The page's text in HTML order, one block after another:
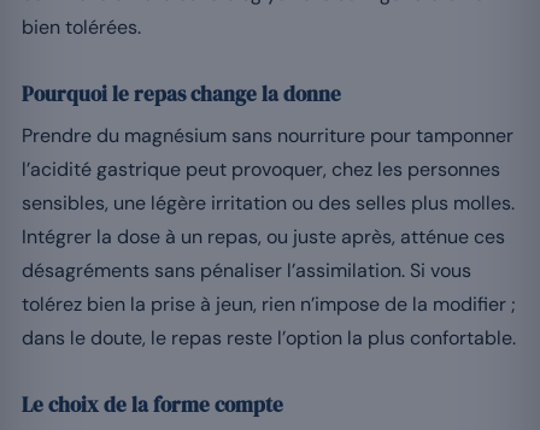
bien tolérées.
Pourquoi le repas change la donne
Prendre du magnésium sans nourriture pour tamponner
l’acidité gastrique peut provoquer, chez les personnes
sensibles, une légère irritation ou des selles plus molles.
Intégrer la dose à un repas, ou juste après, atténue ces
désagréments sans pénaliser l’assimilation. Si vous
tolérez bien la prise à jeun, rien n’impose de la modifier ;
dans le doute, le repas reste l’option la plus confortable.
Le choix de la forme compte